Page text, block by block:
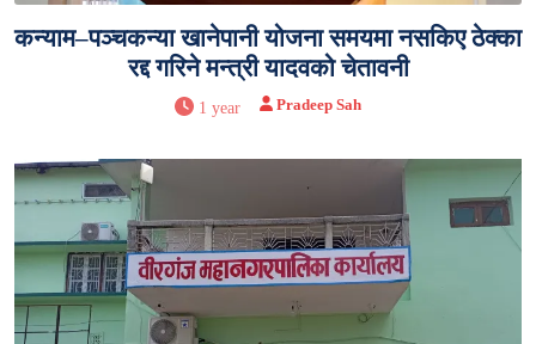
कन्याम–पञ्चकन्या खानेपानी योजना समयमा नसकिए ठेक्का
रद्द गरिने मन्त्री यादवको चेतावनी
1 year Pradeep Sah